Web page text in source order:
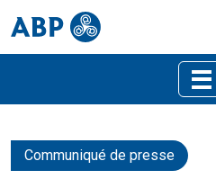
Communiqué de presse